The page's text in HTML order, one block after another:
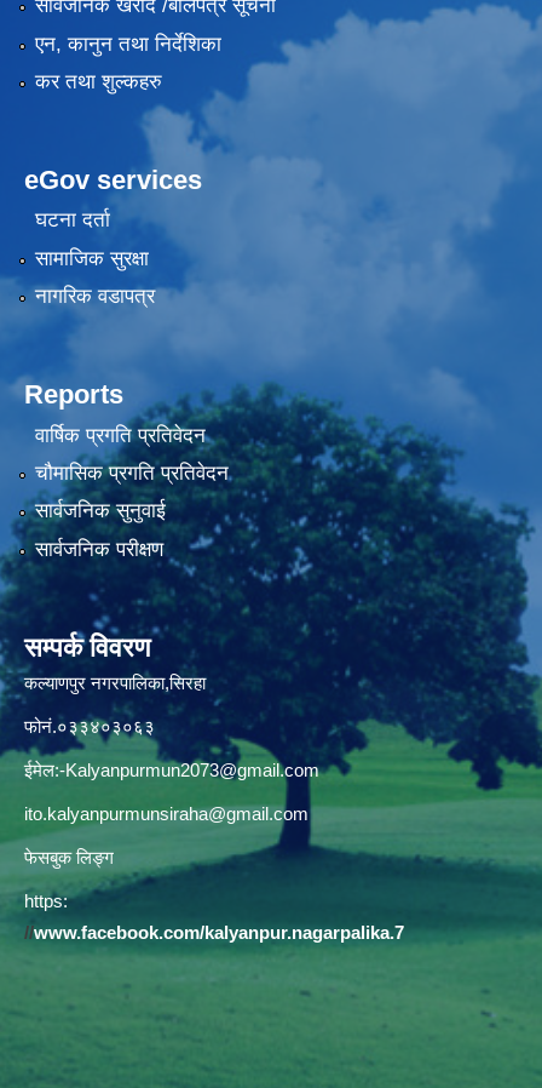
सार्वजनिक खरीद /बोलपत्र सूचना
एन, कानुन तथा निर्देशिका
कर तथा शुल्कहरु
eGov services
घटना दर्ता
सामाजिक सुरक्षा
नागरिक वडापत्र
Reports
वार्षिक प्रगति प्रतिवेदन
चौमासिक प्रगति प्रतिवेदन
सार्वजनिक सुनुवाई
सार्वजनिक परीक्षण
सम्पर्क विवरण
कल्याणपुर नगरपालिका,सिरहा
फोनं.०३३४०३०६३
ईमेल:-Kalyanpurmun2073@gmail.com
ito.kalyanpurmunsiraha@gmail.com
फेसबुक लिङ्ग
https:
//www.facebook.com/kalyanpur.nagarpalika.7